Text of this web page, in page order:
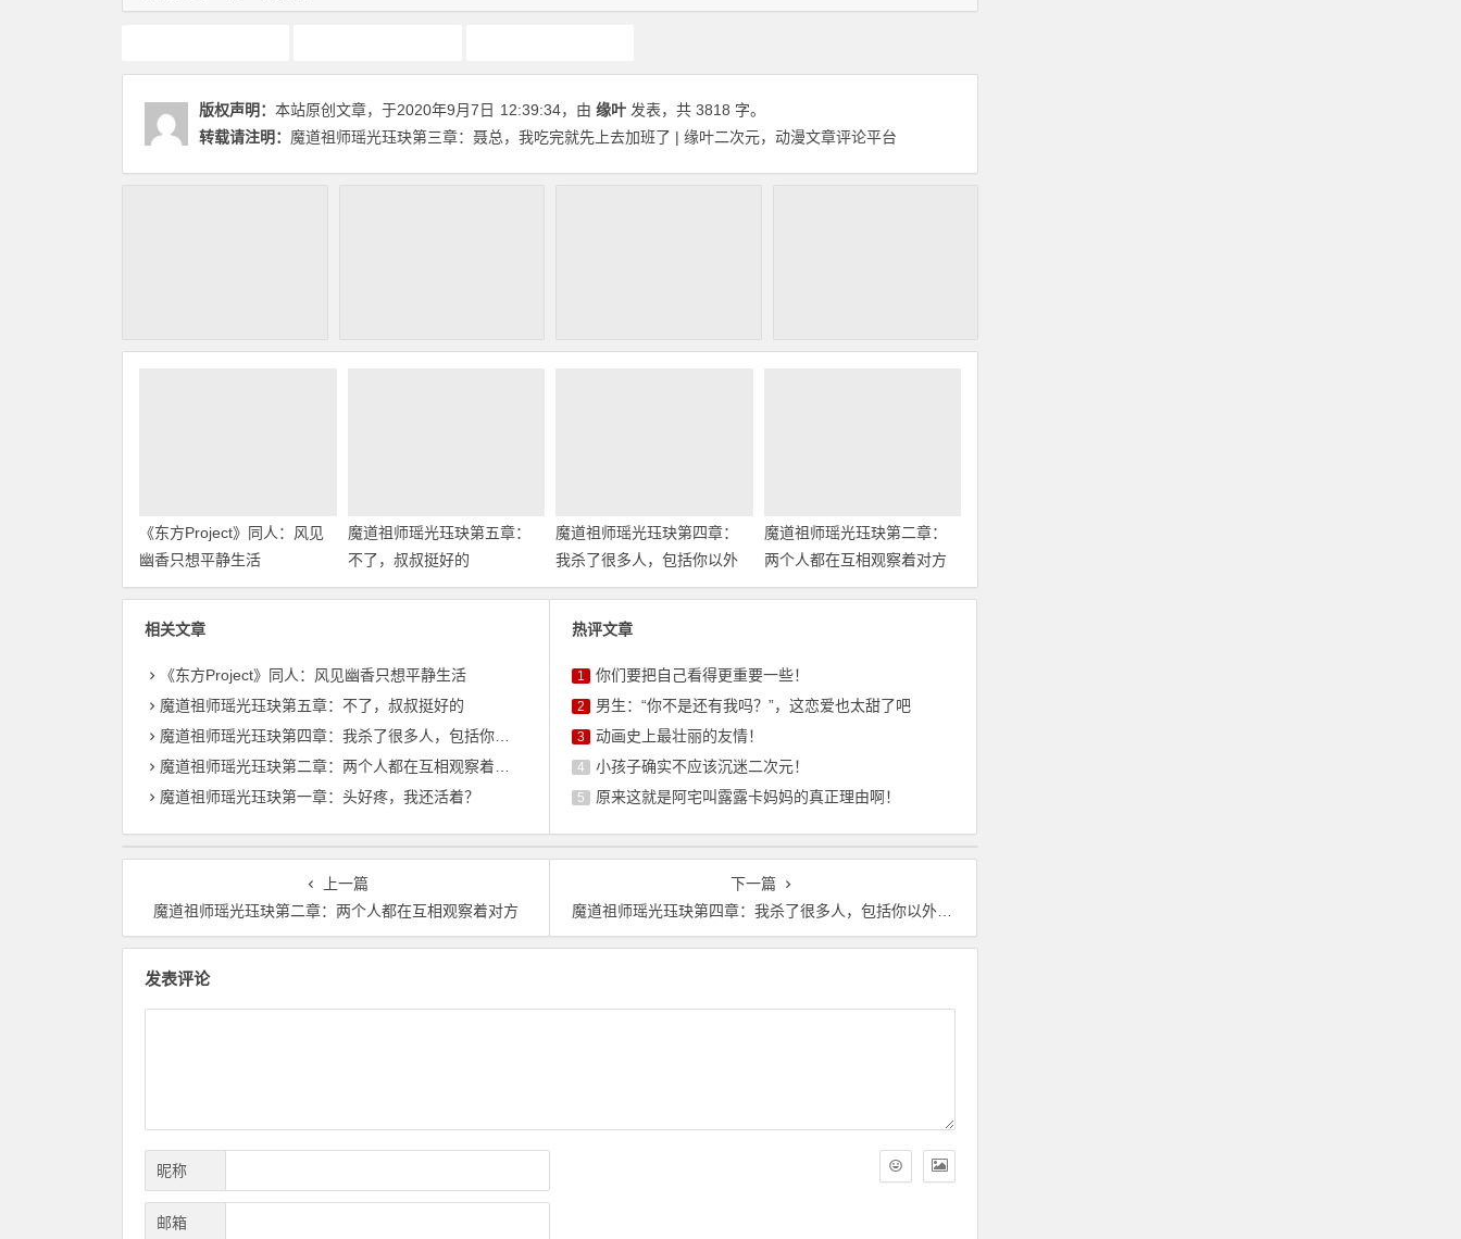
版权声明： 本站原创文章，于2020年9月7日 12:39:34，由 缘叶 发表，共 3818 字。
转载请注明： 魔道祖师瑶光珏玦第三章：聂总，我吃完就先上去加班了 | 缘叶二次元，动漫文章评论平台
《东方Project》同人：风见
幽香只想平静生活
魔道祖师瑶光珏玦第五章：
不了，叔叔挺好的
魔道祖师瑶光珏玦第四章：
我杀了很多人，包括你以外
的很多人
魔道祖师瑶光珏玦第二章：
两个人都在互相观察着对方
相关文章
《东方Project》同人：风见幽香只想平静生活
魔道祖师瑶光珏玦第五章：不了，叔叔挺好的
魔道祖师瑶光珏玦第四章：我杀了很多人，包括你以外的很多人
魔道祖师瑶光珏玦第二章：两个人都在互相观察着对方
魔道祖师瑶光珏玦第一章：头好疼，我还活着？
热评文章
1 你们要把自己看得更重要一些！
2 男生：“你不是还有我吗？”，这恋爱也太甜了吧
3 动画史上最壮丽的友情！
4 小孩子确实不应该沉迷二次元！
5 原来这就是阿宅叫露露卡妈妈的真正理由啊！
上一篇
魔道祖师瑶光珏玦第二章：两个人都在互相观察着对方
下一篇
魔道祖师瑶光珏玦第四章：我杀了很多人，包括你以外的很多人
发表评论
昵称
邮箱